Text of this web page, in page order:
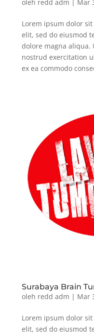
oleh redd adm | Mar
Lorem ipsum dolor
elit, sed do eiusmod
dolore magna aliqua.
nostrud exercitation
ex ea commodo
Surabaya Brain
oleh redd adm | Mar
Lorem ipsum dolor
elit, sed do eiusmod